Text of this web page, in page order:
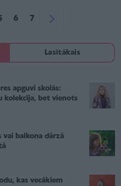
6 7
Lasītākais
apguvi skolās:
kolekcija, bet vienots
vai balkona dārzā
kas vecākiem